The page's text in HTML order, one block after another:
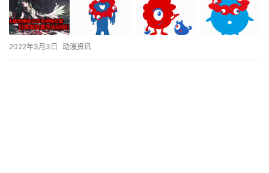
2022年3月3日 动漫资讯